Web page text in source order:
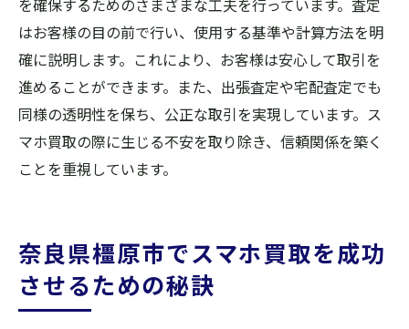
を確保するためのさまざまな工夫を行っています。査定
はお客様の目の前で行い、使用する基準や計算方法を明
確に説明します。これにより、お客様は安心して取引を
進めることができます。また、出張査定や宅配査定でも
同様の透明性を保ち、公正な取引を実現しています。ス
マホ買取の際に生じる不安を取り除き、信頼関係を築く
ことを重視しています。
奈良県橿原市でスマホ買取を成功
させるための秘訣